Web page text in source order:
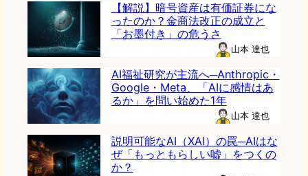
【解説】暗号資産は有価証券にな
ったのか？金商法改正の成立と
「お墨付き」の危うさ
山本 達也
AI福祉研究が主流へ─Anthropic・
Google・Meta、「AIに感情はあ
るか」を問い始めた1年
山本 達也
説明可能なAI（XAI）の罠─AIはな
ぜ「もっともらしい嘘」をつくの
か？